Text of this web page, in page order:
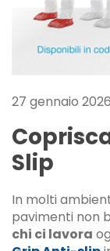
27 gennaio 2026
Slip
In molti
pavimenti non
chi ci lavora